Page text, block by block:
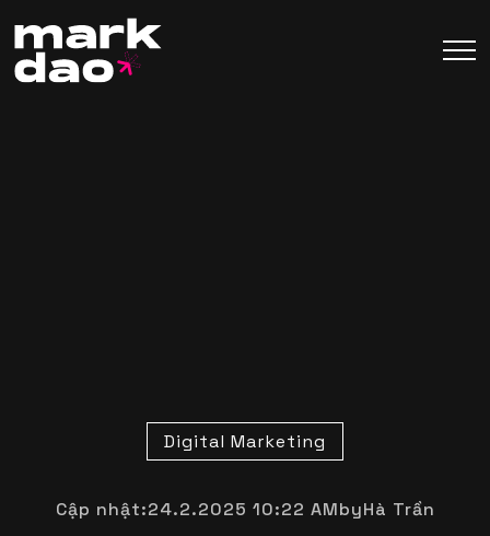
Digital Marketing
Cập nhật:24.2.2025 10:22 AMbyHà Trần